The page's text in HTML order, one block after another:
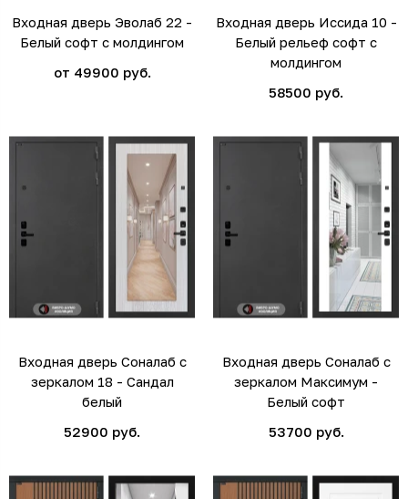
Входная дверь Эволаб 22 -
Белый софт с молдингом
от 49900 руб.
Входная дверь Иссида 10 -
Белый рельеф софт с
молдингом
58500 руб.
Входная дверь Соналаб с
зеркалом 18 - Сандал
белый
52900 руб.
Входная дверь Соналаб с
зеркалом Максимум -
Белый софт
53700 руб.